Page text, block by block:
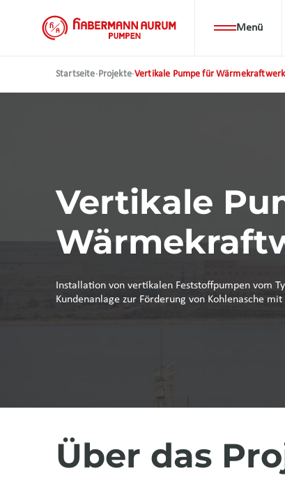
Menü
Startseite·Projekte·Vertikale Pumpe für Wärmekraftwerk
Vertikale
Installation von vertikalen Feststoffpumpen vom
Kundenanlage zur Förderung von Kohlenasche
Über das